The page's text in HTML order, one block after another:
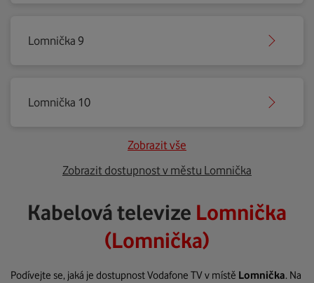
Lomnička 9
Lomnička 10
Zobrazit vše
Zobrazit dostupnost v městu Lomnička
Kabelová televize Lomnička
(Lomnička)
Podívejte se, jaká je dostupnost Vodafone TV v místě Lomnička. Na